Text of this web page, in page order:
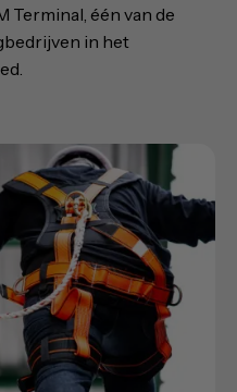
Terminal, één van de
in het